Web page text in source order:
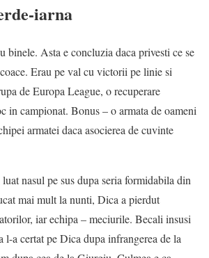
iarna
binele. Asta e concluzia daca privesti ce se
Erau pe val cu victorii pe linie si
de Europa League, o recuperare
in campionat. Bonus – o armata de oameni
armatei daca asocierea de cuvinte
nasul pe sus dupa seria formidabila din
mai mult la nunti, Dica a pierdut
iar echipa – meciurile. Becali insusi
l-a certat pe Dica dupa infrangerea de la